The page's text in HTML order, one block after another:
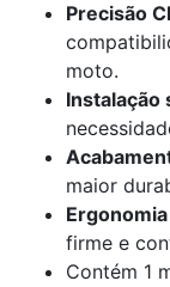
Precisão
moto.
Instalação
maior
firme e
Contém 1